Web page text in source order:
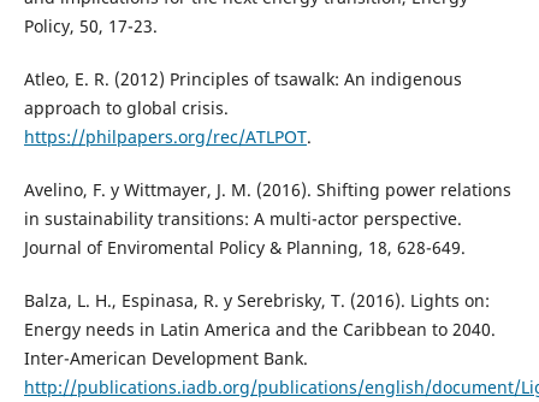
Policy, 50, 17-23.
Atleo, E. R. (2012) Principles of tsawalk: An indigenous
approach to global crisis.
https://philpapers.org/rec/ATLPOT.
Avelino, F. y Wittmayer, J. M. (2016). Shifting power relations
in sustainability transitions: A multi-actor perspective.
Journal of Enviromental Policy & Planning, 18, 628-649.
Balza, L. H., Espinasa, R. y Serebrisky, T. (2016). Lights on:
Energy needs in Latin America and the Caribbean to 2040.
Inter-American Development Bank.
http://publications.iadb.org/publications/english/document/